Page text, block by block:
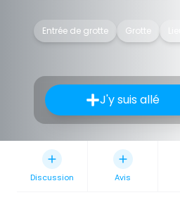
Entrée de grotte Grotte
J'y suis allé
Discussion Avis